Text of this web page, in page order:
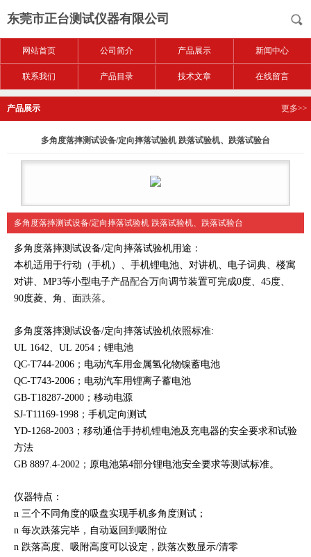
东莞市正台测试仪器有限公司
网站首页 公司简介 产品展示 新闻中心
联系我们 产品目录 技术文章 在线留言
产品展示 更多>>
多角度落摔测试设备/定向摔落试验机 跌落试验机、跌落试验台
多角度落摔测试设备/定向摔落试验机 跌落试验机、跌落试验台
多角度落摔测试设备/定向摔落试验机用途：
本机适用于行动（手机）、手机锂电池、对讲机、电子词典、楼寓
对讲、MP3等小型电子产品配合万向调节装置可完成0度、45度、
90度菱、角、面跌落 。
多角度落摔测试设备/定向摔落试验机依照标准:
UL 1642、UL 2054；锂电池
QC-T744-2006；电动汽车用金属氢化物镍蓄电池
QC-T743-2006；电动汽车用锂离子蓄电池
GB-T18287-2000；移动电源
SJ-T11169-1998；手机定向测试
YD-1268-2003；移动通信手持机锂电池及充电器的安全要求和试验
方法
GB 8897.4-2002；原电池第4部分锂电池安全要求等测试标准。
仪器特点：
n 三个不同角度的吸盘实现手机多角度测试；
n 每次跌落完毕，自动返回到吸附位
n 跌落高度、吸附高度可以设定，跌落次数显示/清零